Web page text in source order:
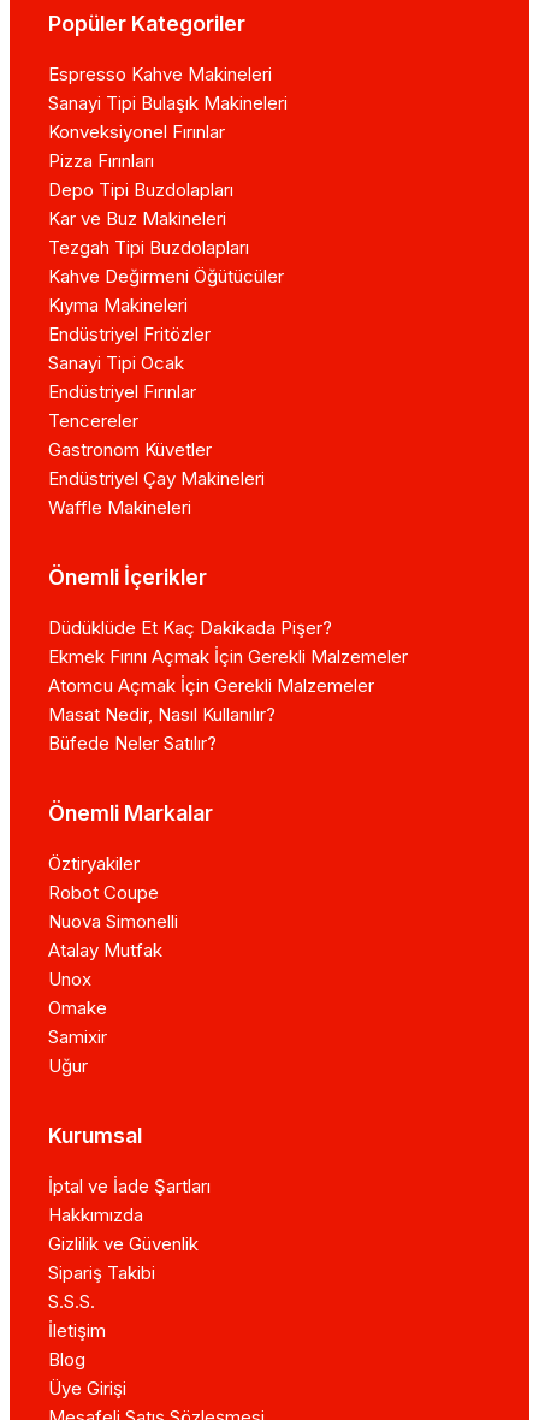
Popüler Kategoriler
Espresso Kahve Makineleri
Sanayi Tipi Bulaşık Makineleri
Konveksiyonel Fırınlar
Pizza Fırınları
Depo Tipi Buzdolapları
Kar ve Buz Makineleri
Tezgah Tipi Buzdolapları
Kahve Değirmeni Öğütücüler
Kıyma Makineleri
Endüstriyel Fritözler
Sanayi Tipi Ocak
Endüstriyel Fırınlar
Tencereler
Gastronom Küvetler
Endüstriyel Çay Makineleri
Waffle Makineleri
Önemli İçerikler
Düdüklüde Et Kaç Dakikada Pişer?
Ekmek Fırını Açmak İçin Gerekli Malzemeler
Atomcu Açmak İçin Gerekli Malzemeler
Masat Nedir, Nasıl Kullanılır?
Büfede Neler Satılır?
Önemli Markalar
Öztiryakiler
Robot Coupe
Nuova Simonelli
Atalay Mutfak
Unox
Omake
Samixir
Uğur
Kurumsal
İptal ve İade Şartları
Hakkımızda
Gizlilik ve Güvenlik
Sipariş Takibi
S.S.S.
İletişim
Blog
Üye Girişi